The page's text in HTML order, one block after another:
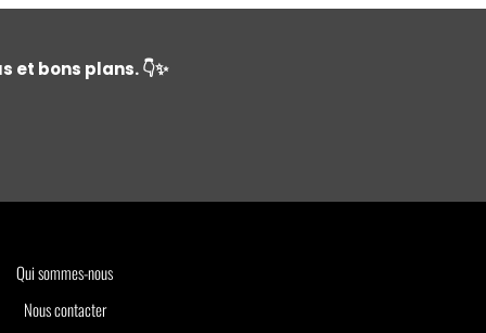
bons plans. 👇✨
Qui sommes-nous
Nous contacter